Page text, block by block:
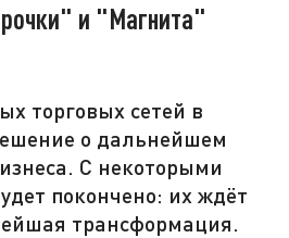
и "Магнита"
торговых сетей в
о дальнейшем
С некоторыми
покончено: их ждёт
трансформация.